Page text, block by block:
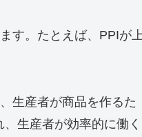
ごの作り方には、種を
るのです。なぜなら、
あるからです。